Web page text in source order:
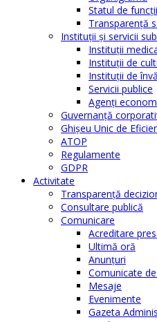
Statul de funcții
Transparență
Instituţii şi servicii
Instituţii
Instituţii de
Instituţii de
Servicii publice
Agenţi
Guvernanță
Ghişeu Unic de
ATOP
Regulamente
GDPR
Activitate
Transparenţă
Consultare publică
Comunicare
Acreditare
Ultimă oră
Anunţuri
Comunicate
Mesaje
Evenimente
Gazeta